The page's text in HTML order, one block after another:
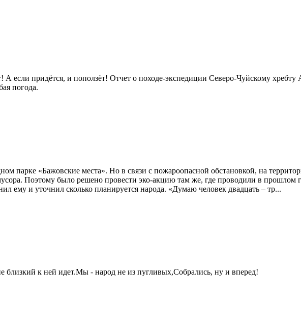
если придётся, и поползёт! Отчет о походе-экспедиции Северо-Чуйскому
погода.
парке «Бажовские места». Но в связи с пожароопасной обстановкой, на
Поэтому было решено провести эко-акцию там же, где проводили в прошлом
ему и уточнил сколько планируется народа. «Думаю человек двадцать – тр...
близкий к ней идет.Мы - народ не из пугливых,Собрались, ну и вперед!